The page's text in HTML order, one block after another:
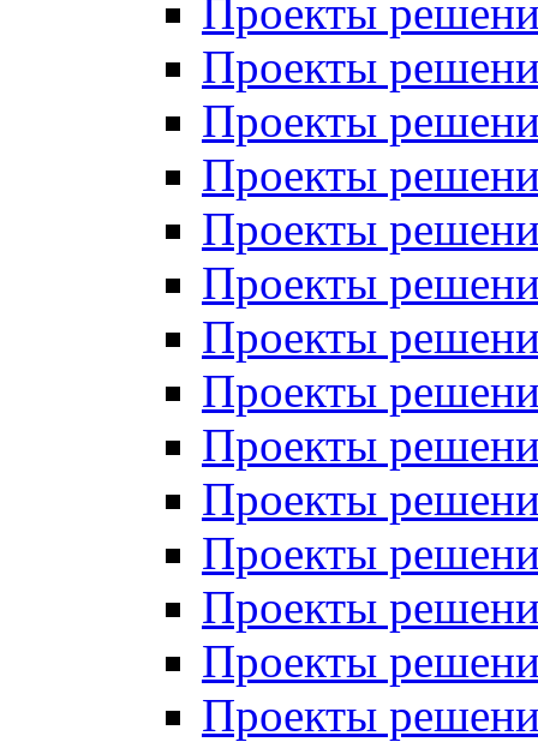
Проекты
Проекты
Проекты
Проекты
Проекты
Проекты
Проекты
Проекты
Проекты
Проекты
Проекты
Проекты
Проекты
Проекты